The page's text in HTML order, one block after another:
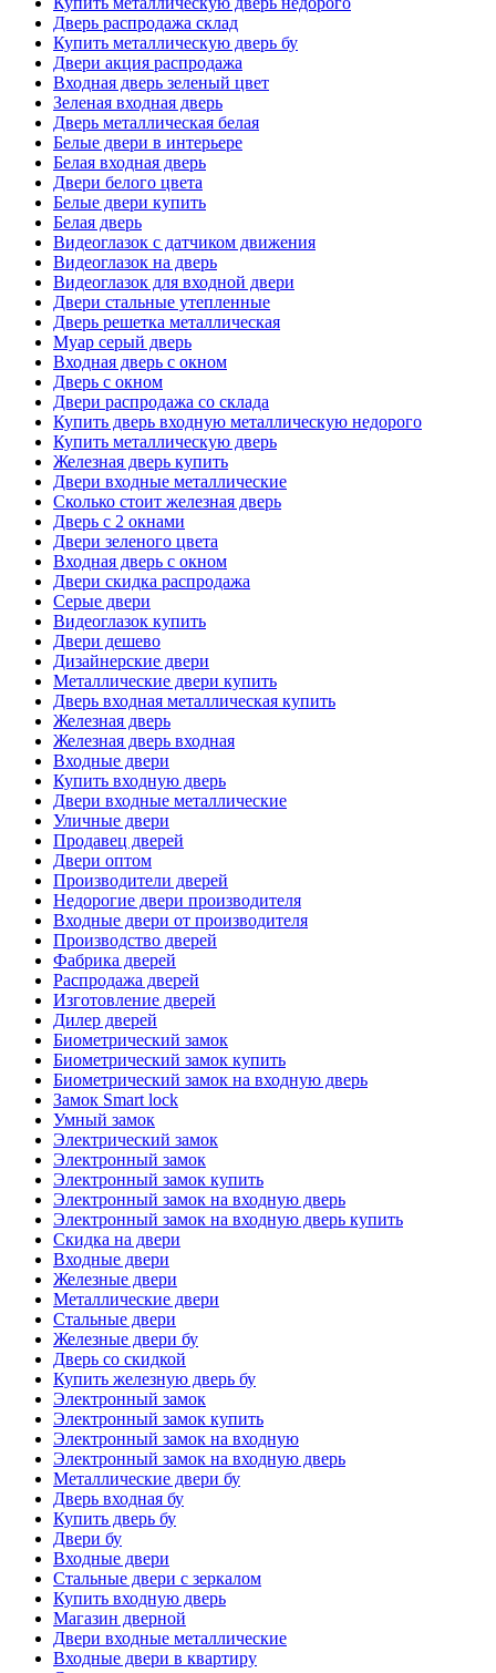
Дверь распродажа склад
Купить металлическую дверь бу
Двери акция распродажа
Входная дверь зеленый цвет
Зеленая входная дверь
Дверь металлическая белая
Белые двери в интерьере
Белая входная дверь
Двери белого цвета
Белые двери купить
Белая дверь
Видеоглазок с датчиком движения
Видеоглазок на дверь
Видеоглазок для входной двери
Двери стальные утепленные
Дверь решетка металлическая
Муар серый дверь
Входная дверь с окном
Дверь с окном
Двери распродажа со склада
Купить дверь входную металлическую недорого
Купить металлическую дверь
Железная дверь купить
Двери входные металлические
Сколько стоит железная дверь
Дверь с 2 окнами
Двери зеленого цвета
Входная дверь с окном
Двери скидка распродажа
Серые двери
Видеоглазок купить
Двери дешево
Дизайнерские двери
Металлические двери купить
Дверь входная металлическая купить
Железная дверь
Железная дверь входная
Входные двери
Купить входную дверь
Двери входные металлические
Уличные двери
Продавец дверей
Двери оптом
Производители дверей
Недорогие двери производителя
Входные двери от производителя
Производство дверей
Фабрика дверей
Распродажа дверей
Изготовление дверей
Дилер дверей
Биометрический замок
Биометрический замок купить
Биометрический замок на входную дверь
Замок Smart lock
Умный замок
Электрический замок
Электронный замок
Электронный замок купить
Электронный замок на входную дверь
Электронный замок на входную дверь купить
Скидка на двери
Входные двери
Железные двери
Металлические двери
Стальные двери
Железные двери бу
Дверь со скидкой
Купить железную дверь бу
Электронный замок
Электронный замок купить
Электронный замок на входную
Электронный замок на входную дверь
Металлические двери бу
Дверь входная бу
Купить дверь бу
Двери бу
Входные двери
Стальные двери с зеркалом
Купить входную дверь
Магазин дверной
Двери входные металлические
Входные двери в квартиру